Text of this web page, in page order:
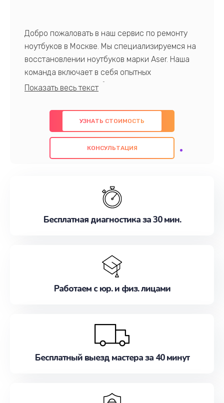
Добро пожаловать в наш сервис по ремонту
ноутбуков в Москве. Мы специализируемся на
восстановлении ноутбуков марки Aser. Наша
команда включает в себя опытных
профессионалов с обширными знаниями и
предлагаем быстрый и качественный ремонт с
использованием оригинальных компонентов, а
также гарантируем качество всех
проведенных работ. Наша цель - предоставить
наилучшим образом. Не медлите записаться на
УЗНАТЬ СТОИМОСТЬ
КОНСУЛЬТАЦИЯ
Бесплатная диагностика за 30 мин.
Работаем с юр. и физ. лицами
Бесплатный выезд мастера за 40 минут